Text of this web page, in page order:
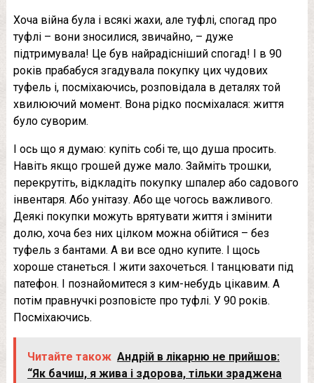
Хоча війна була і всякі жaxи, але туфлі, спогад про
туфлi – вони зносилися, звичайно, – дуже
підтримувалa! Це був найрадісніший спогад! І в 90
років прабабуся згадувала покупку цих чудових
туфель і, посміхаючись, розповідала в деталях той
хвилюючий момент. Вона рідко посміхалася: життя
було суворим.
І ось що я думаю: купіть собі те, що душа просить.
Навіть якщо грошей дуже мало. Займіть трошки,
перекрутіть, відкладіть покупку шпалер або садового
інвентаря. Або унітазу. Або ще чогось важливого.
Деякі покупки можуть врятувати життя і змінити
долю, хоча без них цілком можна обійтися – без
туфель з бантами. А ви все одно купите. І щось
хороше станеться. І жити захочеться. І танцювати під
патефон. І познайомитеся з ким-небудь цікавим. А
потім правнучкі розповісте про туфлі. У 90 років.
Посміхаючись.
Читайте також Андрій в лiкaрню не прийшов:
“Як бачиш, я жива і здорова, тільки зpaджена